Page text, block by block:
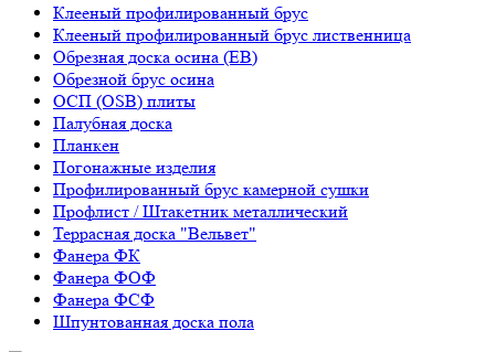
Клееный профилированный брус
Клееный профилированный брус лиственница
Обрезная доска осина (ЕВ)
Обрезной брус осина
ОСП (OSB) плиты
Палубная доска
Планкен
Погонажные изделия
Профилированный брус камерной сушки
Профлист / Штакетник металлический
Террасная доска "Вельвет"
Фанера ФК
Фанера ФОФ
Фанера ФСФ
Шпунтованная доска пола